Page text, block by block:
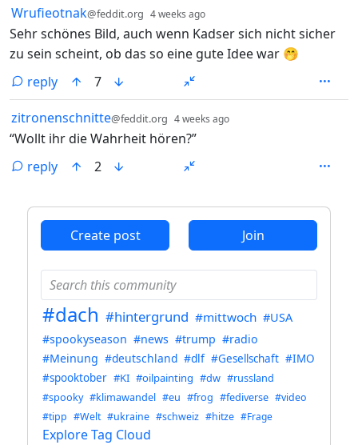
by
Wrufieotnak@feddit.org 4 weeks ago
Sehr schönes Bild, auch wenn Kadser sich nicht sicher
zu sein scheint, ob das so eine gute Idee war 🤭
reply
7
by
zitronenschnitte@feddit.org 4 weeks ago
“Wollt ihr die Wahrheit hören?”
reply
2
Create post Join
#dach #hintergrund #mittwoch #USA
#spookyseason #news #trump #radio
#Meinung #deutschland #dlf #Gesellschaft #IMO
#spooktober #KI #oilpainting #dw #russland
#spooky #klimawandel #eu #frog #fediverse #video
#tipp #Welt #ukraine #schweiz #hitze #Frage
Explore Tag Cloud